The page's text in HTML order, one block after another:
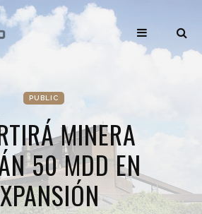
PUBLIC
MINERA
50 MDD EN